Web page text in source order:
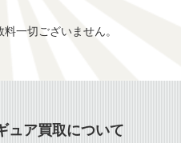
一切ございません。
ュア買取について